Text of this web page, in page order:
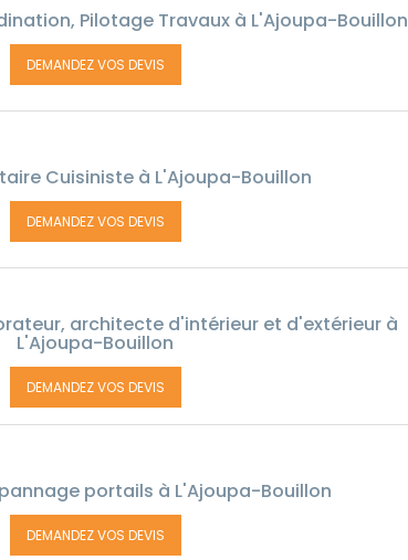
Pilotage Travaux à L'Ajoupa-Bouillon
DEMANDEZ VOS DEVIS
Cuisiniste à L'Ajoupa-Bouillon
DEMANDEZ VOS DEVIS
architecte d'intérieur et d'extérieur à
L'Ajoupa-Bouillon
DEMANDEZ VOS DEVIS
portails à L'Ajoupa-Bouillon
DEMANDEZ VOS DEVIS